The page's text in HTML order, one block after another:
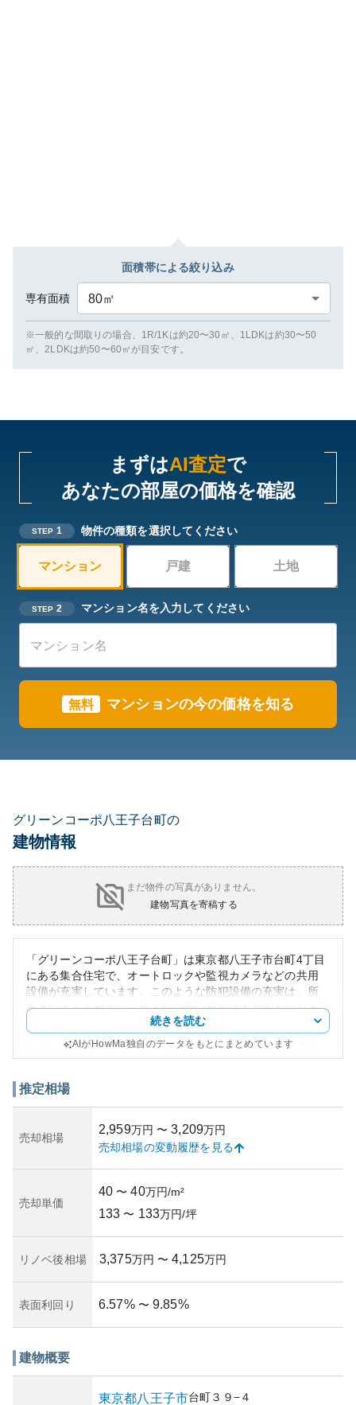
面積帯による絞り込み
専有面積 80㎡
※一般的な間取りの場合、1R/1Kは約20〜30㎡、1LDKは約30〜50
㎡、2LDKは約50〜60㎡が目安です。
まずはAI査定で
あなたの部屋の価格を確認
STEP 1 物件の種類を選択してください
マンション 戸建 土地
STEP 2 マンション名を入力してください
無料 マンションの今の価格を知る
グリーンコーポ八王子台町の
建物情報
まだ物件の写真がありません。
建物写真を寄稿する
「グリーンコーポ八王子台町」は東京都八王子市台町4丁目
にある集合住宅で、オートロックや監視カメラなどの共用
設備が充実しています。このような防犯設備の充実は、所
有者にとってセキュリティ面の安心感を増す要因となりま
す。マンションは外観から見て堅牢かつシンプルなデザイ
ンで、周囲の街並みに調和しています。築年数に関する正
また、今後の資産性についても大きな期待が持てるでしょ
に対するリスクなども考慮する必要があります。そうした
条件を検討しつつ、所有リスクを適切に評価することが重
要です。
続きを読む
AIがHowMa独自のデータをもとにまとめています
推定相場
売却相場
2,959万円 〜 3,209万円
売却相場の変動履歴を見る
売却単価
40 〜 40万円/m²
133 〜 133万円/坪
リノベ後相場 3,375万円 〜 4,125万円
表面利回り 6.57% 〜 9.85%
建物概要
東京都八王子市台町３９−４